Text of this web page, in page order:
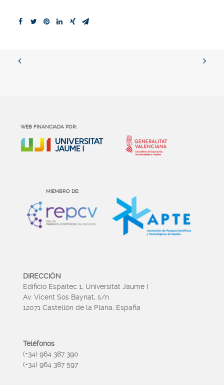
WEB FINANCIADA POR:
MIEMBRO DE:
DIRECCIÓN
Edificio Espaitec 1, Universitat Jaume I
Av. Vicent Sos Baynat, s/n
12071 Castellón de la Plana, España
Teléfonos
(+34) 964 387 390
(+34) 964 387 597